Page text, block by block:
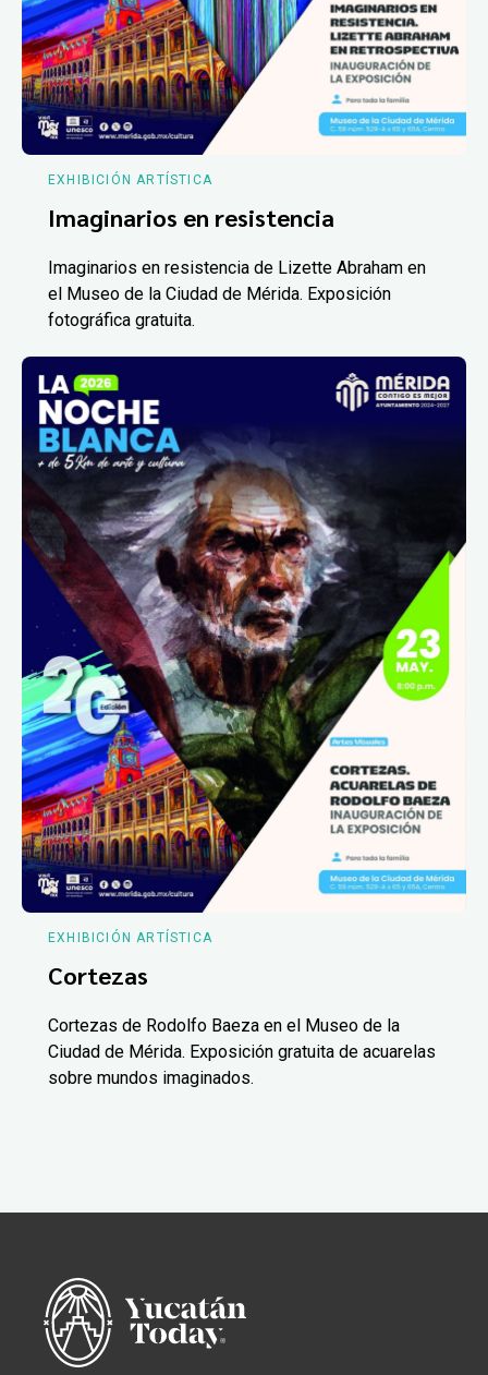
EXHIBICIÓN ARTÍSTICA
Imaginarios en resistencia
Imaginarios en resistencia de Lizette Abraham en
el Museo de la Ciudad de Mérida. Exposición
fotográfica gratuita.
EXHIBICIÓN ARTÍSTICA
Cortezas
Cortezas de Rodolfo Baeza en el Museo de la
Ciudad de Mérida. Exposición gratuita de acuarelas
sobre mundos imaginados.